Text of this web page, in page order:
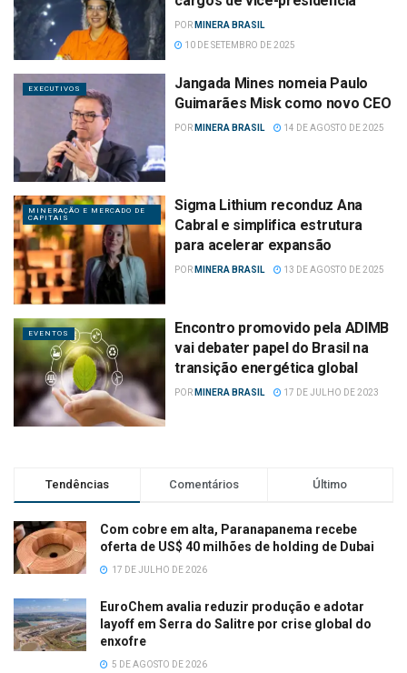
POR MINERA BRASIL
10 DE SETEMBRO DE 2025
EXECUTIVOS
Jangada Mines nomeia Paulo
Guimarães Misk como novo CEO
POR MINERA BRASIL 14 DE AGOSTO DE 2025
MINERAÇÃO E MERCADO DE
CAPITAIS
Sigma Lithium reconduz Ana
Cabral e simplifica estrutura
para acelerar expansão
POR MINERA BRASIL 13 DE AGOSTO DE 2025
EVENTOS
Encontro promovido pela ADIMB
vai debater papel do Brasil na
transição energética global
POR MINERA BRASIL 17 DE JULHO DE 2023
Tendências Comentários Último
Com cobre em alta, Paranapanema recebe
oferta de US$ 40 milhões de holding de Dubai
17 DE JULHO DE 2026
EuroChem avalia reduzir produção e adotar
layoff em Serra do Salitre por crise global do
enxofre
5 DE AGOSTO DE 2026